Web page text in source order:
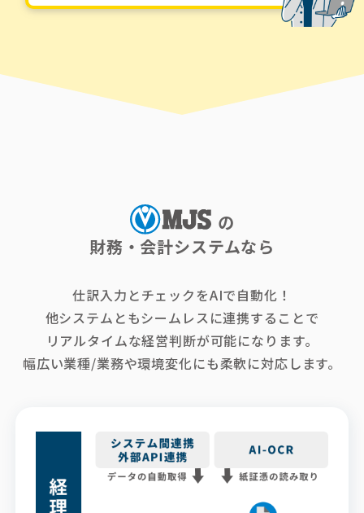
の
財務・会計システムなら
仕訳入力とチェックをAIで自動化！
他システムともシームレスに連携することで
リアルタイムな経営判断が可能になります。
幅広い業種/業務や環境変化にも柔軟に対応します。